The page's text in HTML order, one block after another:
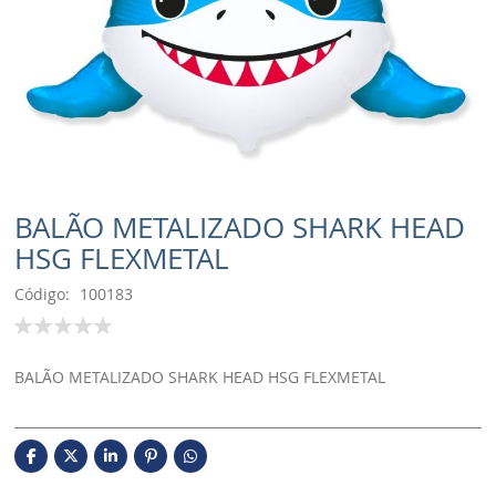
BALÃO METALIZADO SHARK HEAD
HSG FLEXMETAL
Código
100183
Classificação:
BALÃO METALIZADO SHARK HEAD HSG FLEXMETAL